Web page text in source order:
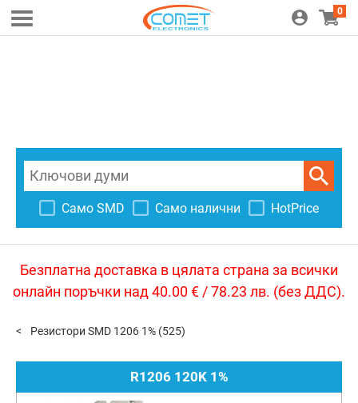
0
Само SMD Само налични HotPrice
Безплатна доставка в цялата страна за всички
онлайн поръчки над 40.00 € / 78.23 лв. (без ДДС).
Резистори SMD 1206 1% (525)
R1206 120K 1%